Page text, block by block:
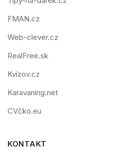
FMAN.cz
Web-clever.cz
RealFree.sk
Kvízov.cz
Karavaning.net
CVčko.eu
KONTAKT